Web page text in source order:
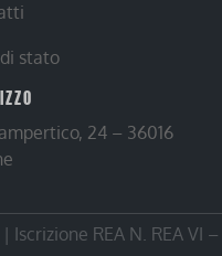
stato
24 – 36016
REA N. REA VI –